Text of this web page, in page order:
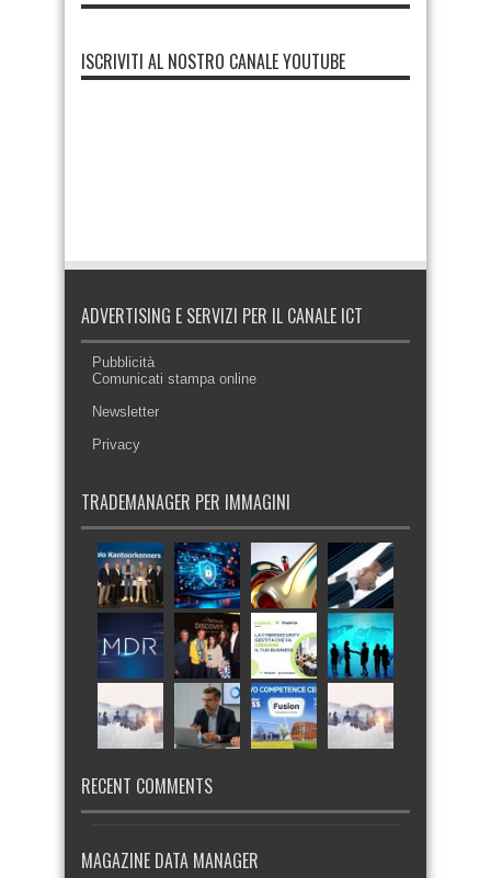
ISCRIVITI AL NOSTRO CANALE YOUTUBE
ADVERTISING E SERVIZI PER IL CANALE ICT
Pubblicità
Comunicati stampa online
Newsletter
Privacy
TRADEMANAGER PER IMMAGINI
RECENT COMMENTS
MAGAZINE DATA MANAGER